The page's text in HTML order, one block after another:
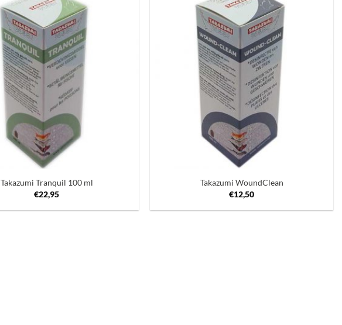
Takazumi Tranquil 100 ml
€22,95
Takazumi WoundClean
€12,50